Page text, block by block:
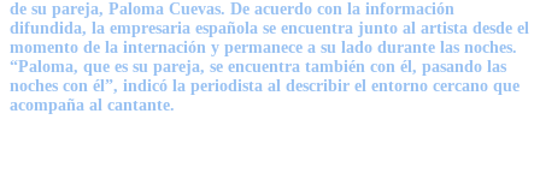
de su pareja, Paloma Cuevas. De acuerdo con la información
difundida, la empresaria española se encuentra junto al artista desde el
momento de la internación y permanece a su lado durante las noches.
“Paloma, que es su pareja, se encuentra también con él, pasando las
noches con él”, indicó la periodista al describir el entorno cercano que
acompaña al cantante.